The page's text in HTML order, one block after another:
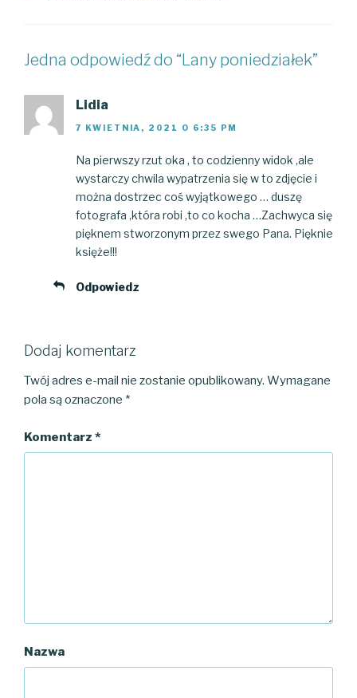
Jedna odpowiedź do “Lany poniedziałek”
Lidia
7 KWIETNIA, 2021 O 6:35 PM
Na pierwszy rzut oka , to codzienny widok ,ale
wystarczy chwila wypatrzenia się w to zdjęcie i
można dostrzec coś wyjątkowego … duszę
fotografa ,która robi ,to co kocha …Zachwyca się
pięknem stworzonym przez swego Pana. Pięknie
księże!!!
Odpowiedz
Dodaj komentarz
Twój adres e-mail nie zostanie opublikowany. Wymagane
pola są oznaczone *
Komentarz *
Nazwa